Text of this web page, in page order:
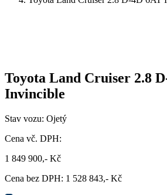
Toyota Land Cruiser 2.8
Invincible
Stav vozu: Ojetý
Cena vč. DPH:
1 849 900,- Kč
Cena bez DPH: 1 528 843,- Kč